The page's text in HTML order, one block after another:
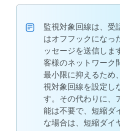
監視対象回線は、受
はオフフックになっ
ッセージを送信しま
客様のネットワーク
最小限に抑えるため
視対象回線を設定し
す。その代わりに、
能は不要で、短縮ダ
な場合は、短縮ダイ